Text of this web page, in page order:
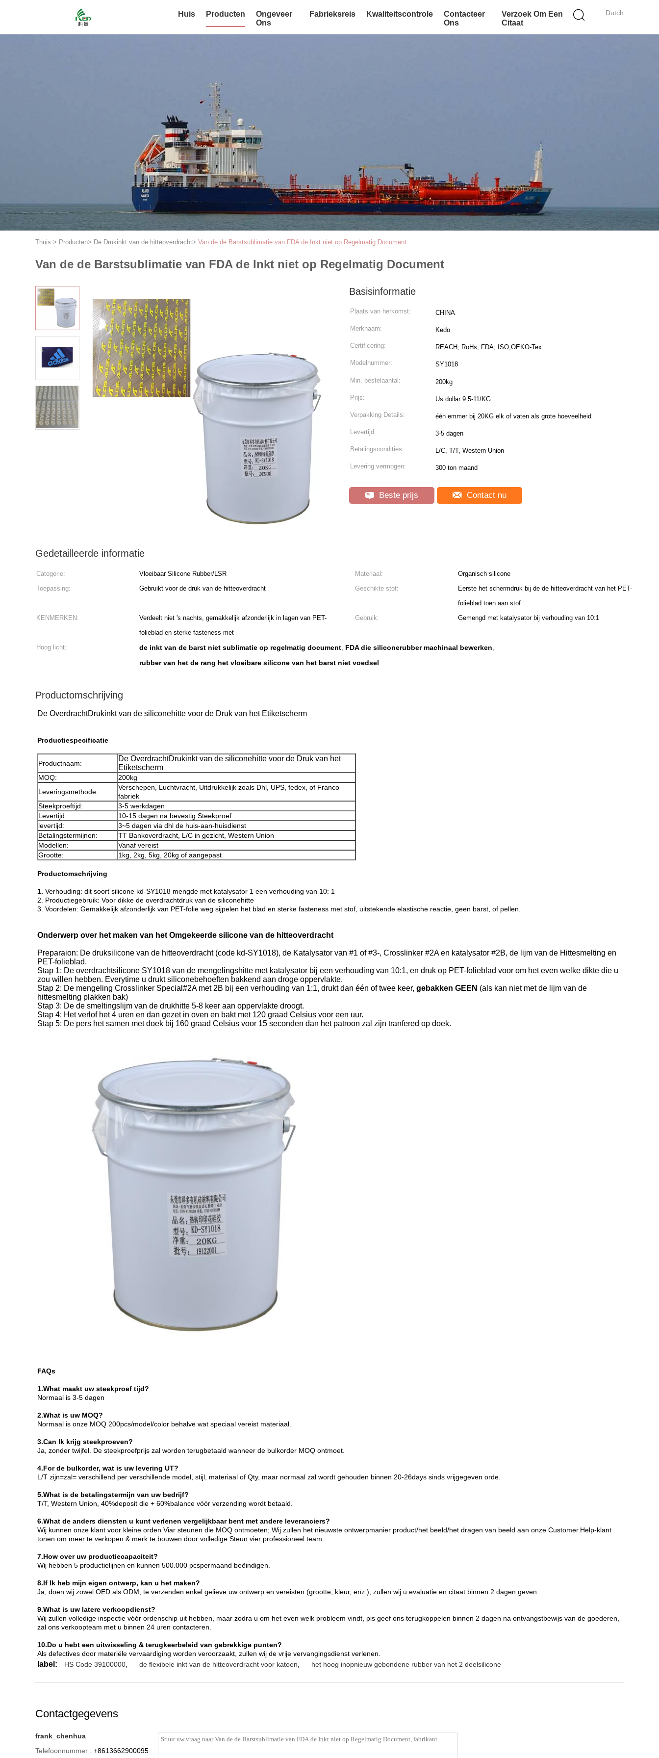
Dutch
Huis Producten
Ongeveer
Ons
Fabrieksreis Kwaliteitscontrole
Contacteer
Ons
Verzoek Om Een
Citaat
Thuis > Producten> De Drukinkt van de hitteoverdracht> Van de de Barstsublimatie van FDA de Inkt niet op Regelmatig Document
Van de de Barstsublimatie van FDA de Inkt niet op Regelmatig Document
Basisinformatie
Plaats van herkomst: CHINA
Merknaam: Kedo
Certificering: REACH; RoHs; FDA; ISO;OEKO-Tex
Modelnummer: SY1018
Min. bestelaantal: 200kg
Prijs: Us dollar 9.5-11/KG
Verpakking Details: één emmer bij 20KG elk of vaten als grote hoeveelheid
Levertijd: 3-5 dagen
Betalingscondities: L/C, T/T, Western Union
Levering vermogen: 300 ton maand
Beste prijs Contact nu
Gedetailleerde informatie
Categorie: Vloeibaar Silicone Rubber/LSR Materiaal:
Organisch silicone
Toepassing:
Gebruikt voor de druk van de hitteoverdracht Geschikte stof:
Eerste het schermdruk bij de de hitteoverdracht van het PET-
folieblad toen aan stof
KENMERKEN:
Verdeelt niet 's nachts, gemakkelijk afzonderlijk in lagen van PET-
folieblad en sterke fasteness met
Gebruik: Gemengd met katalysator bij verhouding van 10:1
Hoog licht: de inkt van de barst niet sublimatie op regelmatig document, FDA die siliconerubber machinaal bewerken,
rubber van het de rang het vloeibare silicone van het barst niet voedsel
Productomschrijving
De OverdrachtDrukinkt van de siliconehitte voor de Druk van het Etiketscherm
Productiespecificatie
Productnaam:
De OverdrachtDrukinkt van de siliconehitte voor de Druk van het
Etiketscherm
MOQ:
200kg
Leveringsmethode:
Verschepen, Luchtvracht, Uitdrukkelijk zoals Dhl, UPS, fedex, of Franco
fabriek
Steekproeftijd:
3-5 werkdagen
Levertijd:
10-15 dagen na bevestig Steekproef
levertijd:
3~5 dagen via dhl de huis-aan-huisdienst
Betalingstermijnen:
TT Bankoverdracht, L/C in gezicht, Western Union
Modellen:
Vanaf vereist
Grootte:
1kg, 2kg, 5kg, 20kg of aangepast
Productomschrijving
1. Verhouding: dit soort silicone kd-SY1018 mengde met katalysator 1 een verhouding van 10: 1
2. Productiegebruik: Voor dikke de overdrachtdruk van de siliconehitte
3. Voordelen: Gemakkelijk afzonderlijk van PET-folie weg sijpelen het blad en sterke fasteness met stof, uitstekende elastische reactie, geen barst, of pellen.
Onderwerp over het maken van het Omgekeerde silicone van de hitteoverdracht
Preparaion: De druksilicone van de hitteoverdracht (code kd-SY1018), de Katalysator van #1 of #3-, Crosslinker #2A en katalysator #2B, de lijm van de Hittesmelting en
PET-folieblad.
Stap 1: De overdrachtsilicone SY1018 van de mengelingshitte met katalysator bij een verhouding van 10:1, en druk op PET-folieblad voor om het even welke dikte die u
zou willen hebben. Everytime u drukt siliconebehoeften bakkend aan droge oppervlakte.
Stap 2: De mengeling Crosslinker Special#2A met 2B bij een verhouding van 1:1, drukt dan één of twee keer, gebakken GEEN (als kan niet met de lijm van de
hittesmelting plakken bak)
Stap 3: De de smeltingslijm van de drukhitte 5-8 keer aan oppervlakte droogt.
Stap 4: Het verlof het 4 uren en dan gezet in oven en bakt met 120 graad Celsius voor een uur.
Stap 5: De pers het samen met doek bij 160 graad Celsius voor 15 seconden dan het patroon zal zijn tranfered op doek.
FAQs
1.What maakt uw steekproef tijd?
Normaal is 3-5 dagen
2.What is uw MOQ?
Normaal is onze MOQ 200pcs/model/color behalve wat speciaal vereist materiaal.
3.Can Ik krijg steekproeven?
Ja, zonder twijfel. De steekproefprijs zal worden terugbetaald wanneer de bulkorder MOQ ontmoet.
4.For de bulkorder, wat is uw levering UT?
L/T zijn=zal= verschillend per verschillende model, stijl, materiaal of Qty, maar normaal zal wordt gehouden binnen 20-26days sinds vrijgegeven orde.
5.What is de betalingstermijn van uw bedrijf?
T/T, Western Union, 40%deposit die + 60%balance vóór verzending wordt betaald.
6.What de anders diensten u kunt verlenen vergelijkbaar bent met andere leveranciers?
Wij kunnen onze klant voor kleine orden Viar steunen die MOQ ontmoeten; Wij zullen het nieuwste ontwerpmanier product/het beeld/het dragen van beeld aan onze Customer.Help-klant
tonen om meer te verkopen & merk te bouwen door volledige Steun vier professioneel team.
7.How over uw productiecapaciteit?
Wij hebben 5 productielijnen en kunnen 500.000 pcspermaand beëindigen.
8.If Ik heb mijn eigen ontwerp, kan u het maken?
Ja, doen wij zowel OED als ODM, te verzenden enkel gelieve uw ontwerp en vereisten (grootte, kleur, enz.), zullen wij u evaluatie en citaat binnen 2 dagen geven.
9.What is uw latere verkoopdienst?
Wij zullen volledige inspectie vóór ordenschip uit hebben, maar zodra u om het even welk probleem vindt, pis geef ons terugkoppelen binnen 2 dagen na ontvangstbewijs van de goederen,
zal ons verkoopteam met u binnen 24 uren contacteren.
10.Do u hebt een uitwisseling & terugkeerbeleid van gebrekkige punten?
Als defectives door materiële vervaardiging worden veroorzaakt, zullen wij de vrije vervangingsdienst verlenen.
label: HS Code 39100000 de flexibele inkt van de hitteoverdracht voor katoen het hoog inopnieuw gebondene rubber van het 2 deelsilicone
Contactgegevens
frank_chenhua
Telefoonnummer : +8613662900095